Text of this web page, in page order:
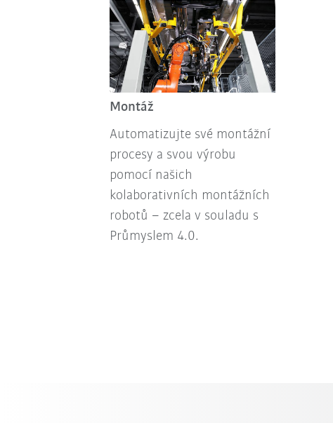
Montáž
Automatizujte své montážní
procesy a svou výrobu
pomocí našich
kolaborativních montážních
robotů – zcela v souladu s
Průmyslem 4.0.